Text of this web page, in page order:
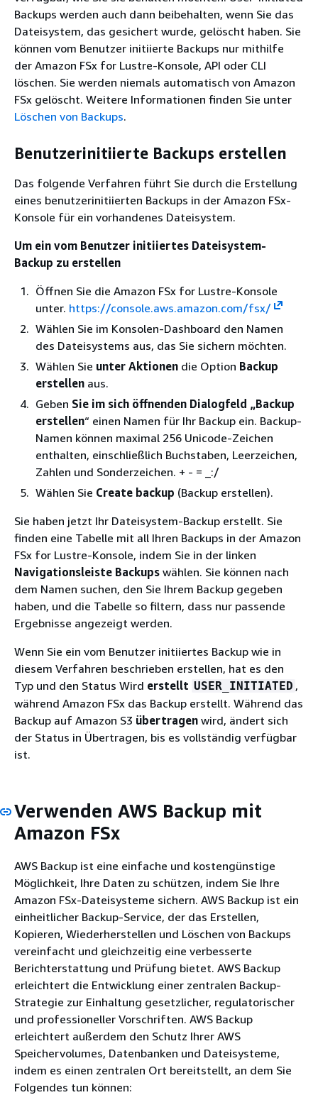
Backups werden auch dann beibehalten, wenn Sie das
Dateisystem, das gesichert wurde, gelöscht haben. Sie
können vom Benutzer initiierte Backups nur mithilfe
der Amazon FSx for Lustre-Konsole, API oder CLI
löschen. Sie werden niemals automatisch von Amazon
FSx gelöscht. Weitere Informationen finden Sie unter
Löschen von Backups.
Benutzerinitiierte Backups erstellen
Das folgende Verfahren führt Sie durch die Erstellung
eines benutzerinitiierten Backups in der Amazon FSx-
Konsole für ein vorhandenes Dateisystem.
Um ein vom Benutzer initiiertes Dateisystem-
Backup zu erstellen
Öffnen Sie die Amazon FSx for Lustre-Konsole
unter. https://console.aws.amazon.com/fsx/
Wählen Sie im Konsolen-Dashboard den Namen
des Dateisystems aus, das Sie sichern möchten.
Wählen Sie unter Aktionen die Option Backup
erstellen aus.
Geben Sie im sich öffnenden Dialogfeld „Backup
erstellen“ einen Namen für Ihr Backup ein. Backup-
Namen können maximal 256 Unicode-Zeichen
enthalten, einschließlich Buchstaben, Leerzeichen,
Zahlen und Sonderzeichen. + - = _:/
Wählen Sie Create backup (Backup erstellen).
Sie haben jetzt Ihr Dateisystem-Backup erstellt. Sie
finden eine Tabelle mit all Ihren Backups in der Amazon
FSx for Lustre-Konsole, indem Sie in der linken
Navigationsleiste Backups wählen. Sie können nach
dem Namen suchen, den Sie Ihrem Backup gegeben
haben, und die Tabelle so filtern, dass nur passende
Ergebnisse angezeigt werden.
Wenn Sie ein vom Benutzer initiiertes Backup wie in
diesem Verfahren beschrieben erstellen, hat es den
Typ und den Status Wird erstellt USER_INITIATED ,
während Amazon FSx das Backup erstellt. Während das
Backup auf Amazon S3 übertragen wird, ändert sich
der Status in Übertragen, bis es vollständig verfügbar
ist.
Verwenden AWS Backup mit
Amazon FSx
AWS Backup ist eine einfache und kostengünstige
Möglichkeit, Ihre Daten zu schützen, indem Sie Ihre
Amazon FSx-Dateisysteme sichern. AWS Backup ist ein
einheitlicher Backup-Service, der das Erstellen,
Kopieren, Wiederherstellen und Löschen von Backups
vereinfacht und gleichzeitig eine verbesserte
Berichterstattung und Prüfung bietet. AWS Backup
erleichtert die Entwicklung einer zentralen Backup-
Strategie zur Einhaltung gesetzlicher, regulatorischer
und professioneller Vorschriften. AWS Backup
erleichtert außerdem den Schutz Ihrer AWS
Speichervolumes, Datenbanken und Dateisysteme,
indem es einen zentralen Ort bereitstellt, an dem Sie
Folgendes tun können: